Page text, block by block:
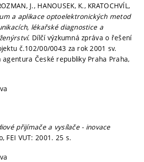
J., HANOUSEK, K., KRATOCHVÍL,
a aplikace optoelektronických metod
lékařské diagnostice a
Dílčí výzkumná zpráva o řešení
č.102/00/0043 za rok 2001 sv.
agentura České republiky Praha Praha,
přijímače a vysílače - inovace
FEI VUT: 2001. 25 s.